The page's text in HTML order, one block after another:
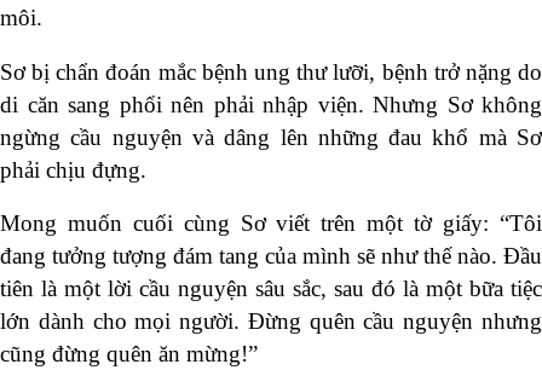
môi.
Sơ bị chẩn đoán mắc bệnh ung thư lưỡi, bệnh trở nặng do
di căn sang phổi nên phải nhập viện. Nhưng Sơ không
ngừng cầu nguyện và dâng lên những đau khổ mà Sơ
phải chịu đựng.
Mong muốn cuối cùng Sơ viết trên một tờ giấy: “Tôi
đang tưởng tượng đám tang của mình sẽ như thế nào. Đầu
tiên là một lời cầu nguyện sâu sắc, sau đó là một bữa tiệc
lớn dành cho mọi người. Đừng quên cầu nguyện nhưng
cũng đừng quên ăn mừng!”